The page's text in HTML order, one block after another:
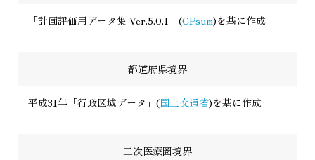
「計画評価用データ集 Ver.5.0.1」(CPsum)を基に作成
都道府県境界
平成31年「行政区域データ」(国土交通省)を基に作成
二次医療圏境界